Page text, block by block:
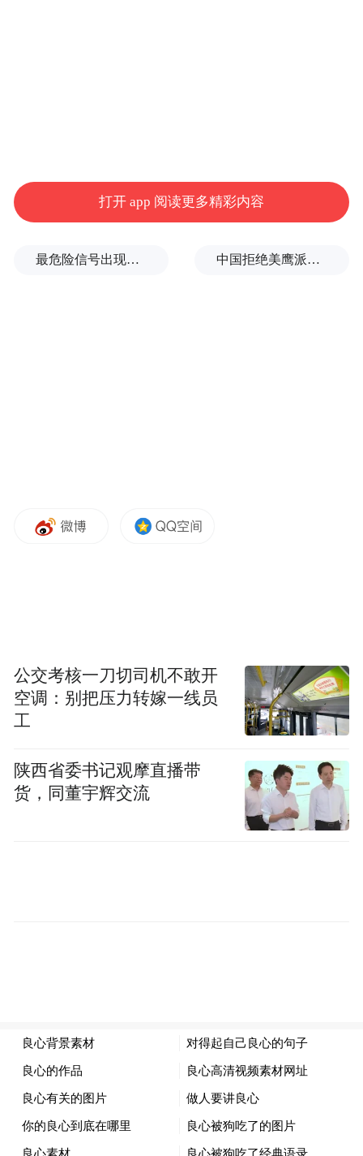
打开 app 阅读更多精彩内容
最危险信号出现！全球能源大动脉岌岌可危 中国拒绝美鹰派副防长访华？弦外之音被热议
公交考核一刀切司机不敢开
空调：别把压力转嫁一线员
工
陕西省委书记观摩直播带
货，同董宇辉交流